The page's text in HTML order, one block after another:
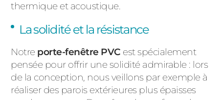
thermique et acoustique.
La solidité et la résistance
Notre porte-fenêtre PVC est spécialement
pensée pour offrir une solidité admirable : lors
de la conception, nous veillons par exemple à
réaliser des parois extérieures plus épaisses